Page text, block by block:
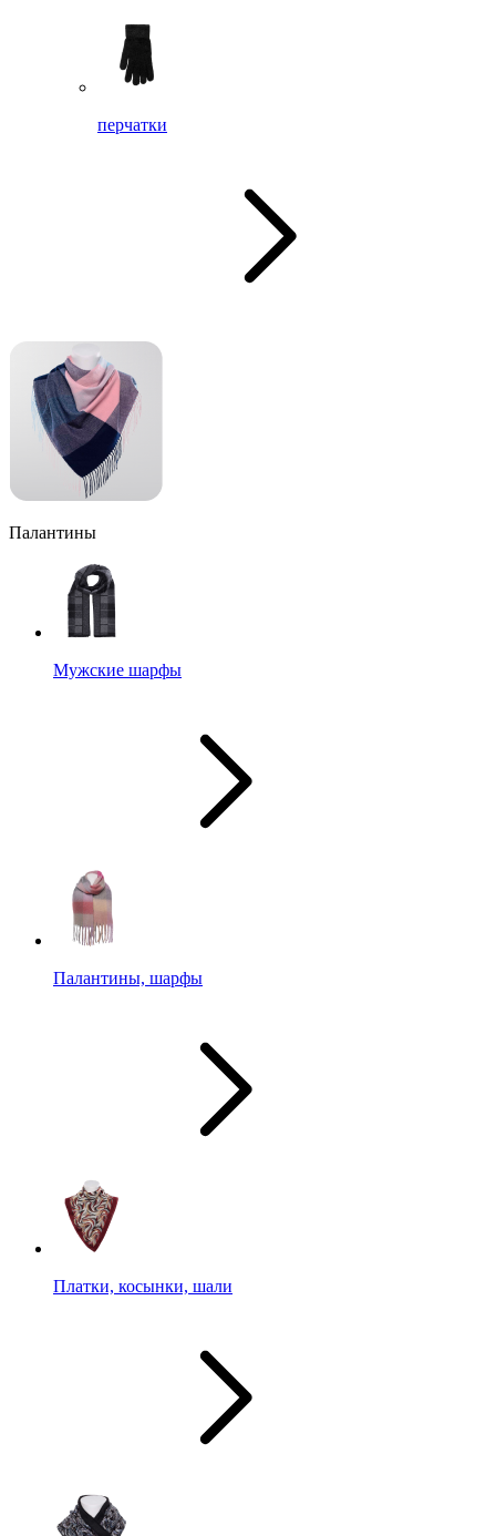
перчатки
Палантины
Мужские шарфы
Палантины, шарфы
Платки, косынки, шали